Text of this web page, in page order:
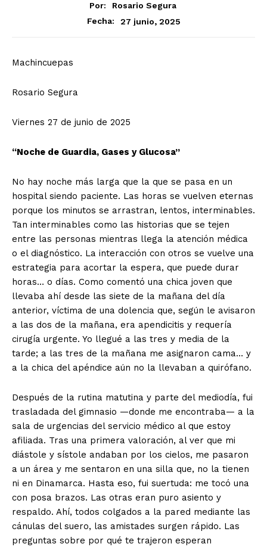
Por:
Rosario Segura
Fecha:
27 junio, 2025
Machincuepas
Rosario Segura
Viernes 27 de junio de 2025
“Noche de Guardia, Gases y Glucosa”
No hay noche más larga que la que se pasa en un
hospital siendo paciente. Las horas se vuelven eternas
porque los minutos se arrastran, lentos, interminables.
Tan interminables como las historias que se tejen
entre las personas mientras llega la atención médica
o el diagnóstico. La interacción con otros se vuelve una
estrategia para acortar la espera, que puede durar
horas… o días. Como comentó una chica joven que
llevaba ahí desde las siete de la mañana del día
anterior, víctima de una dolencia que, según le avisaron
a las dos de la mañana, era apendicitis y requería
cirugía urgente. Yo llegué a las tres y media de la
tarde; a las tres de la mañana me asignaron cama… y
a la chica del apéndice aún no la llevaban a quirófano.
Después de la rutina matutina y parte del mediodía, fui
trasladada del gimnasio —donde me encontraba— a la
sala de urgencias del servicio médico al que estoy
afiliada. Tras una primera valoración, al ver que mi
diástole y sístole andaban por los cielos, me pasaron
a un área y me sentaron en una silla que, no la tienen
ni en Dinamarca. Hasta eso, fui suertuda: me tocó una
con posa brazos. Las otras eran puro asiento y
respaldo. Ahí, todos colgados a la pared mediante las
cánulas del suero, las amistades surgen rápido. Las
preguntas sobre por qué te trajeron esperan